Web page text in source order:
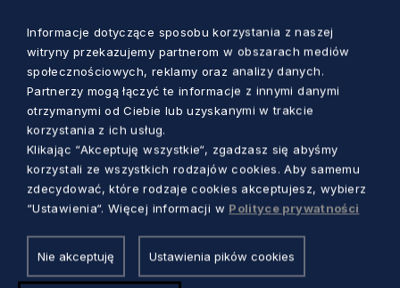
O czym przeczytamy w
poszczególnych tomach?
Pięć tomów w 6 woluminach, ponad 5300 stron
tekstu, to efekt wielu lat badań. Kwerendy
archiwalne i biblioteczne, analiza źródeł i
wcześniejszych opisów naukowych
zaowocowały wyczerpującym zestawieniem
wypełnieniem dotychczasowych białych plam.
Tom I, autorstwa samego Labudy, przedstawia
Informacje dotyczące sposobu korzystania z naszej
witryny przekazujemy partnerom w obszarach mediów
społecznościowych, reklamy oraz analizy danych.
Partnerzy mogą łączyć te informacje z innymi danymi
otrzymanymi od Ciebie lub uzyskanymi w trakcie
korzystania z ich usług.
Klikając “Akceptuję wszystkie“, zgadzasz się abyśmy
korzystali ze wszystkich rodzajów cookies. Aby samemu
zdecydować, które rodzaje cookies akceptujesz, wybierz
“Ustawienia“. Więcej informacji w Polityce prywatności
Nie akceptuję Ustawienia pików cookies